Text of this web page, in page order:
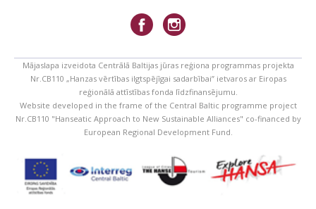
Mājaslapa izveidota Centrālā Baltijas jūras reģiona programmas projekta
Nr.CB110 „Hanzas vērtības ilgtspējīgai sadarbībai” ietvaros ar Eiropas
reģionālā attīstības fonda līdzfinansējumu.
Website developed in the frame of the Central Baltic programme project
Nr.CB110 "Hanseatic Approach to New Sustainable Alliances" co-financed by
European Regional Development Fund.